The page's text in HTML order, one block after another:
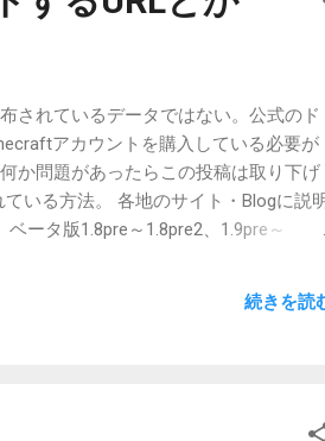
されているデータではない。公式のド
アカウントを購入している必要が
か問題があったらこの投稿は取り下げ
いる方法。 各地のサイト・Blogに説
ータ版1.8pre～1.8pre2、1.9pre～
ジョン番号を入れる。 ただ
のではないだろうか。 ダウンロード可
続きを読